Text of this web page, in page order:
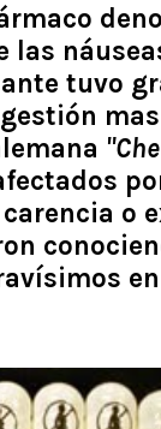
las
tuvo
o